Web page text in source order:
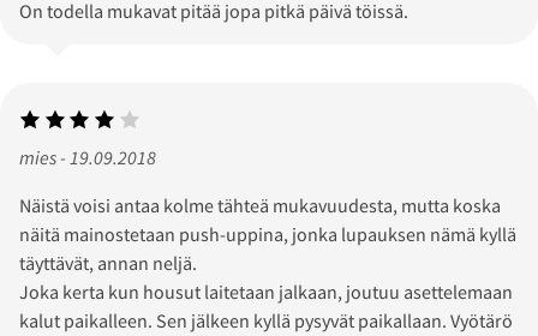
On todella mukavat pitää jopa pitkä päivä töissä.
mies - 19.09.2018
Näistä voisi antaa kolme tähteä mukavuudesta, mutta koska
näitä mainostetaan push-uppina, jonka lupauksen nämä kyllä
täyttävät, annan neljä.
Joka kerta kun housut laitetaan jalkaan, joutuu asettelemaan
kalut paikalleen. Sen jälkeen kyllä pysyvät paikallaan. Vyötärö